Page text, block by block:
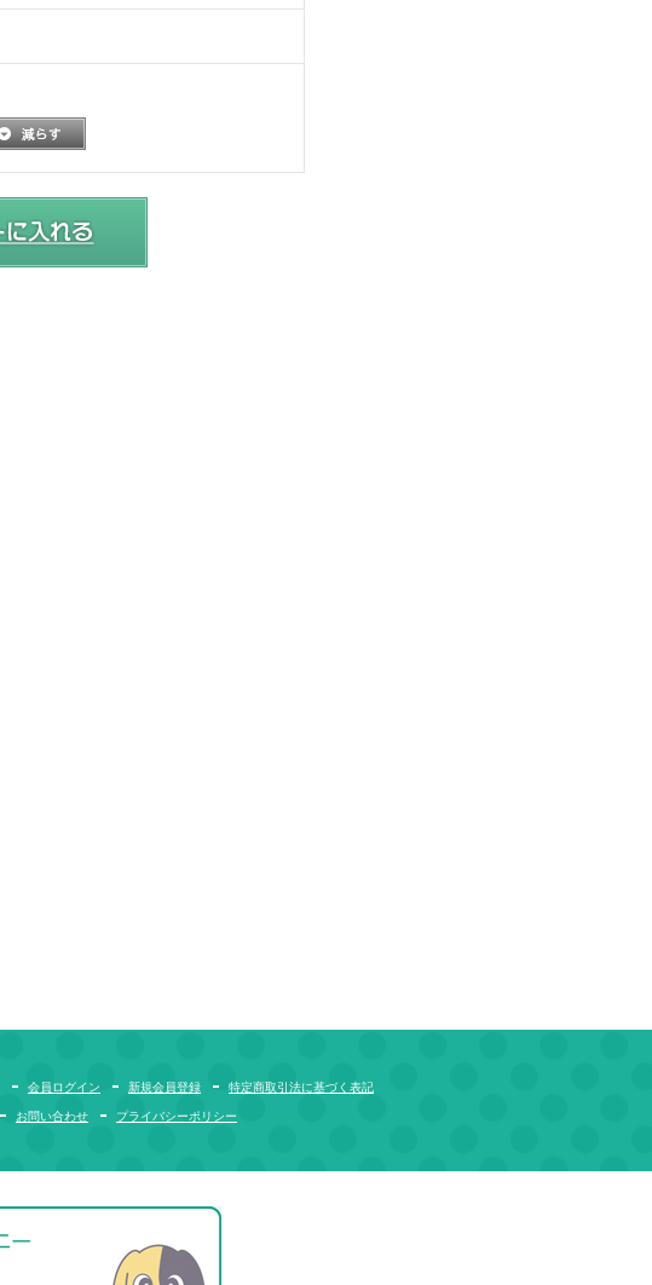
会員ログイン 新規会員登録 特定商取引法に基づく表記
お問い合わせ プライバシーポリシー